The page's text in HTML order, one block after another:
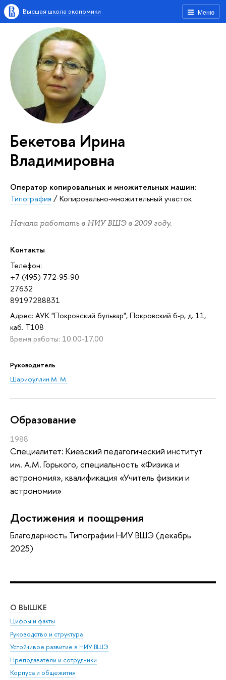
Меню
Высшая школа экономики
Бекетова Ирина
Владимировна
Оператор копировальных и множительных машин:
Типография /Копировально-множительный участок
Начала работать в НИУ ВШЭ в 2009 году.
Контакты
Телефон:
+7 (495) 772-95-90
27632
89197288831
Адрес: АУК "Покровский бульвар", Покровский б-р, д. 11,
каб. T108
Время работы: 10.00-17.00
Руководитель
Шарифуллин М. М.
Oбразование
1988
Специалитет: Киевский педагогический институт
им. А.М. Горького, специальность «Физика и
астрономия», квалификация «Учитель физики и
астрономии»
Достижения и поощрения
Благодарность Типографии НИУ ВШЭ (декабрь
2025)
О ВЫШКЕ
Цифры и факты
Руководство и структура
Устойчивое развитие в НИУ ВШЭ
Преподаватели и сотрудники
Корпуса и общежития